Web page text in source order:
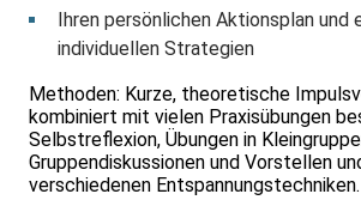
Ihren persönlichen Aktionsplan
individuellen Strategien
Methoden: Kurze, theoretische
kombiniert mit vielen Praxisübungen
Selbstreflexion, Übungen in
Gruppendiskussionen und Vorstellen
verschiedenen Entspannungstechniken.